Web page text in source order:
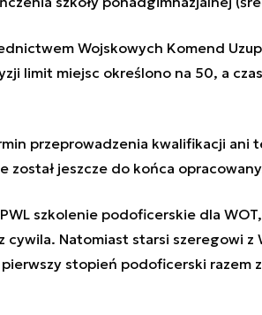
Wojskowych Komend
limit miejsc określono na 50, a
przeprowadzenia kwalifikacji ani
został jeszcze do końca
szkolenie podoficerskie dla
Natomiast starsi szeregowi z
pierwszy stopień podoficerski razem